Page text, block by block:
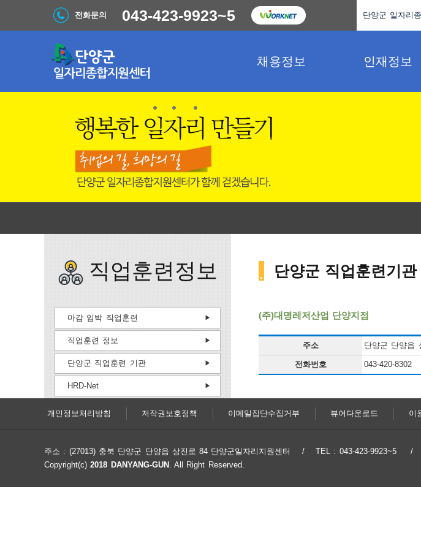
채용정보 인재정보
전화문의 043-423-9923~5 단양군 일자리
단양군 직업훈련기관
(주)대명레저산업 단양지점
주소 단양군 단양읍
전화번호 043-420-8302
직업훈련정보
마감 임박 직업훈련
직업훈련 정보
단양군 직업훈련 기관
HRD-Net
개인정보처리방침 저작권보호정책 이메일집단수집거부 뷰어다운로드 이
주소 : (27013) 충북 단양군 단양읍 상진로 84 단양군일자리지원센터 TEL : 043-423-9923~5
Copyright(c)2018 DANYANG-GUN . All Right Reserved.